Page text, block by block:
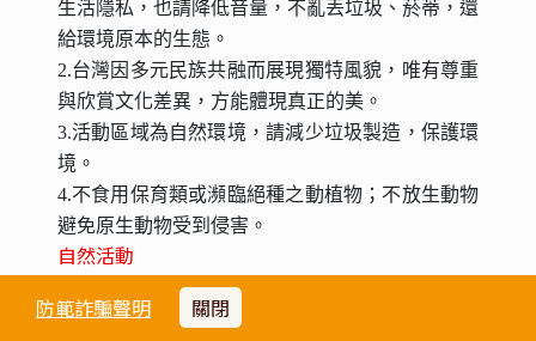
防範詐騙聲明 關閉
週日 出發
NT15900
※包含項目
1.台北/池上火車票、高雄左營/台北高鐵票
2.全程九人座車資、司機小費、司機兼導遊簡單
導覽解說、司機住宿及餐食費用
3.住宿﹕2宿(二人一室)
4.餐食﹕二早三午二晚餐
5.行程表列之門票活動費
【費用不包含】
※個人因素所產生之消費，如飲料、酒類、私人
購物費…等。